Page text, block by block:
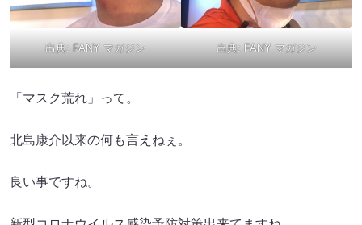
出典: FANY マガジン 出典: FANY マガジン
「マスク荒れ」って。
北島康介以来の何も言えねぇ。
良い事ですね。